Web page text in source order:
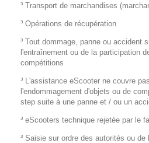
³ Transport de marchandises
³ Opérations de récupération
³ Tout dommage, panne ou accident
l'entraînement ou de la participation
compétitions
³ L'assistance eScooter ne couvre
l'endommagement d'objets ou de
step suite à une panne et / ou un
³ eScooters technique rejetée par le
³ Saisie sur ordre des autorités ou de